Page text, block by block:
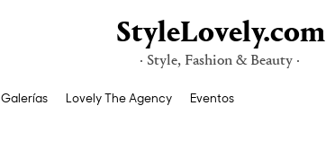
StyleLovely.com
· Style, Fashion & Beauty ·
Galerías Lovely The Agency Eventos